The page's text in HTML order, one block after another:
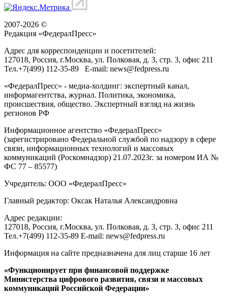
2007-2026 ©
Редакция «ФедералПресс»
Адрес для корреспонденции и посетителей:
127018, Россия, г.Москва, ул. Полковая, д. 3, стр. 3, офис 211
Тел.+7(499) 112-35-89 E-mail: news@fedpress.ru
«ФедералПресс» - медиа-холдинг: экспертный канал,
информагентства, журнал. Политика, экономика,
происшествия, общество. Экспертный взгляд на жизнь
регионов РФ
Информационное агентство «ФедералПресс»
(зарегистрировано Федеральной службой по надзору в сфере
связи, информационных технологий и массовых
коммуникаций (Роскомнадзор) 21.07.2023г. за номером ИА №
ФС 77 – 85577)
Учредитель: ООО «ФедералПресс»
Главный редактор: Оксак Наталья Александровна
Адрес редакции:
127018, Россия, г.Москва, ул. Полковая, д. 3, стр. 3, офис 211
Тел.+7(499) 112-35-89 E-mail: news@fedpress.ru
Информация на сайте предназначена для лиц старше 16 лет
«Функционирует при финансовой поддержке
Министерства цифрового развития, связи и массовых
коммуникаций Российской Федерации»